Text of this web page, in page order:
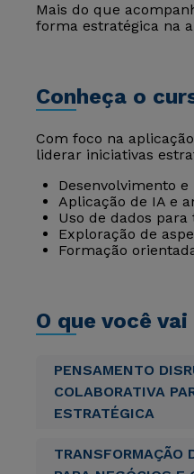
Mais do que
forma estratégica na
Conheça o
Com foco na
liderar iniciativas
Desenvolvimento
Aplicação de IA e
Uso de dados
Exploração de
Formação
O que você
PENSAMENTO
COLABORATIVA
ESTRATÉGICA
TRANSFORMAÇÃO